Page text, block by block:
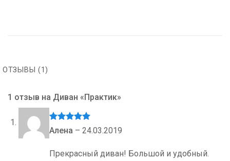
ОТЗЫВЫ (1)
1 отзыв на Диван «Практик»
Оценка 5
из 5
Алена – 24.03.2019
Прекрасный диван! Большой и удобный.